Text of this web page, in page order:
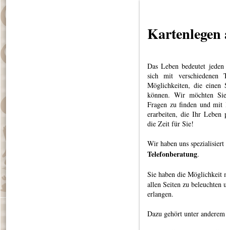
Kartenlegen
Das Leben bedeutet
sich mit verschiedenen
Möglichkeiten, die
können. Wir möchten
Fragen zu finden und mit
erarbeiten, die Ihr Leben
die Zeit für Sie!
Wir haben uns
Telefonberatung.
Sie haben die
allen Seiten zu beleuchten
erlangen.
Dazu gehört unter